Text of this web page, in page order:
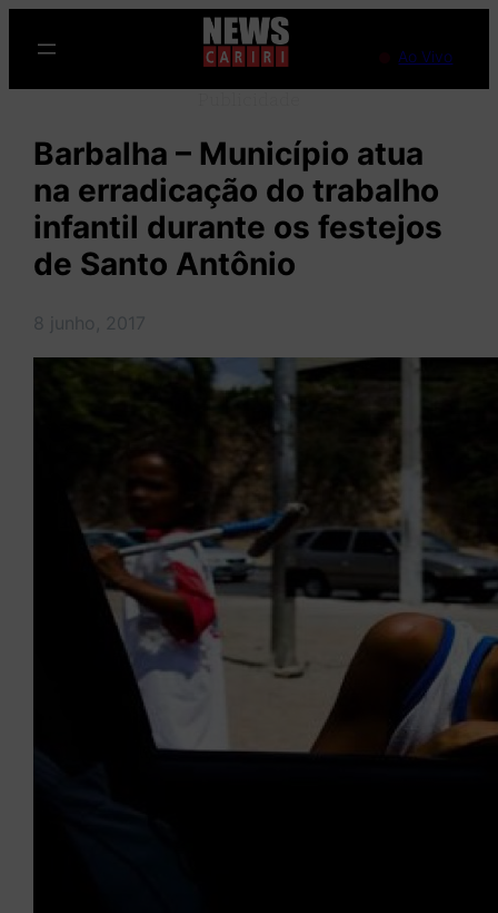
para
o
Ao Vivo
Barbalha – Município atua
na erradicação do trabalho
infantil durante os festejos
de Santo Antônio
8 junho, 2017